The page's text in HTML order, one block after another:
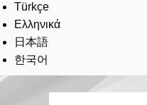
Türkçe
Ελληνικά
日本語
한국어